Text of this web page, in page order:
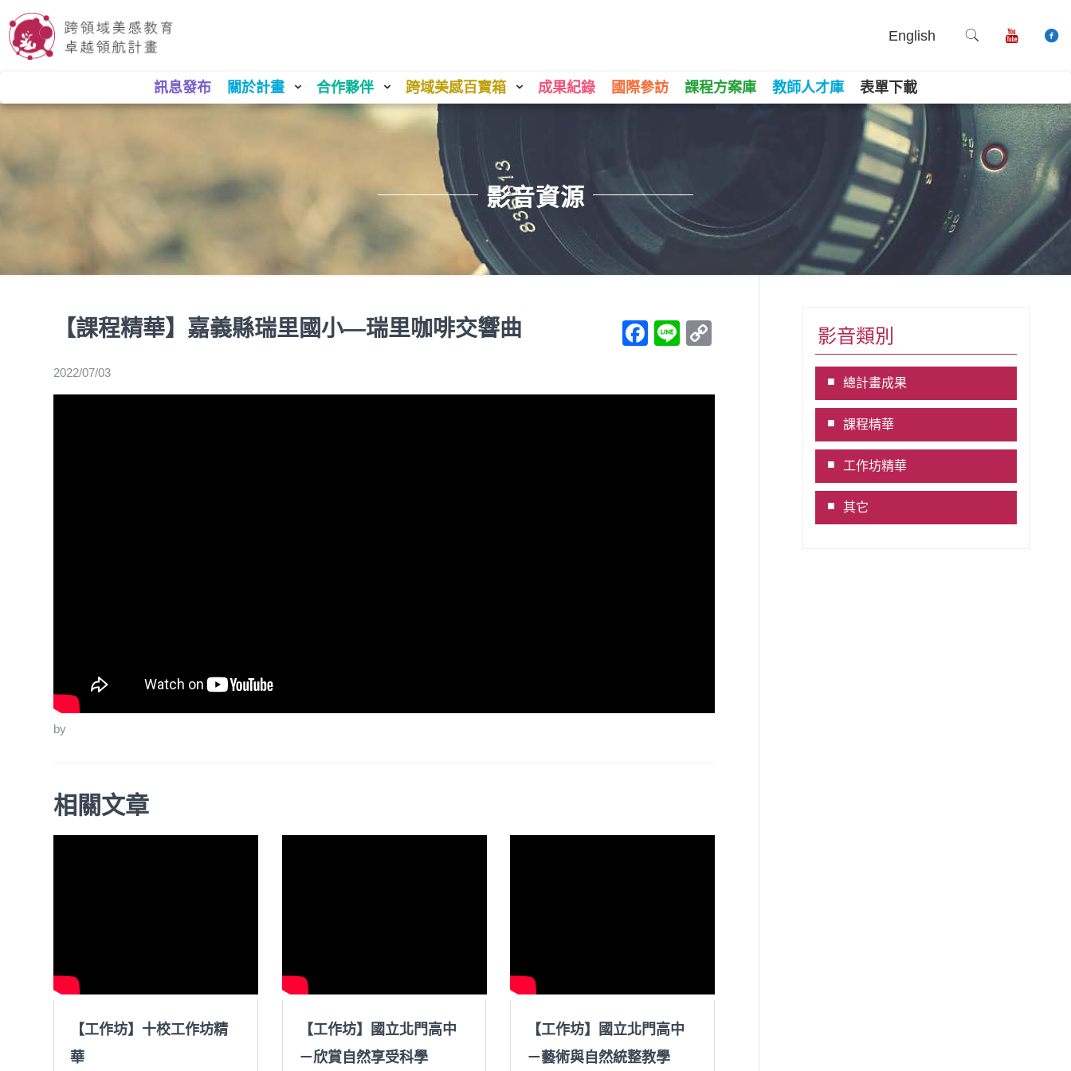
English
訊息發布 關於計畫 合作夥伴 跨域美感百寶箱 成果紀錄 國際參訪 課程方案庫 教師人才庫 表單下載
影音資源
【課程精華】嘉義縣瑞里國小—瑞里咖啡交響曲 Facebook
Line
2022/07/03
by
相關文章
【工作坊】十校工作坊精
華
【工作坊】國立北門高中
－欣賞自然享受科學
【工作坊】國立北門高中
－藝術與自然統整教學
影音類別
總計畫成果
課程精華
工作坊精華
其它